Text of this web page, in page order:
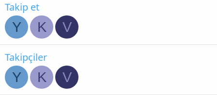
Takip et
Y K V
Takipçiler
Y K V